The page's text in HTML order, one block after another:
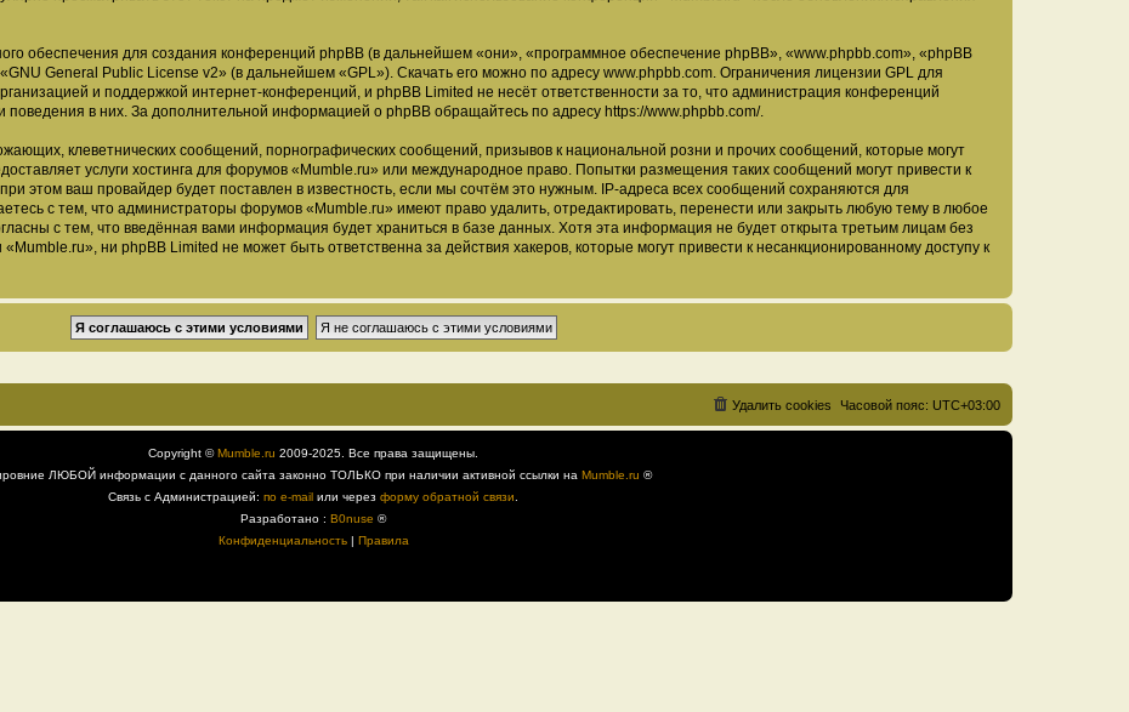
обеспечения для создания конференций phpBB (в дальнейшем «они», «программное обеспечение phpBB», «www.phpbb.com», «phpBB
GNU General Public License v2» (в дальнейшем «GPL»). Скачать его можно по адресу www.phpbb.com. Ограничения лицензии GPL для
и поддержкой интернет-конференций, и phpBB Limited не несёт ответственности за то, что администрация конференций
поведения в них. За дополнительной информацией о phpBB обращайтесь по адресу https://www.phpbb.com/.
клеветнических сообщений, порнографических сообщений, призывов к национальной розни и прочих сообщений, которые могут
услуги хостинга для форумов «Mumble.ru» или международное право. Попытки размещения таких сообщений могут привести к
этом ваш провайдер будет поставлен в известность, если мы сочтём это нужным. IP-адреса всех сообщений сохраняются для
с тем, что администраторы форумов «Mumble.ru» имеют право удалить, отредактировать, перенести или закрыть любую тему в любое
с тем, что введённая вами информация будет храниться в базе данных. Хотя эта информация не будет открыта третьим лицам без
ни phpBB Limited не может быть ответственна за действия хакеров, которые могут привести к несанкционированному доступу к
Часовой пояс: UTC+03:00
Удалить cookies
Copyright ©Mumble.ru 2009-2025. Все права защищены.
ЛЮБОЙ информации с данного сайта законно ТОЛЬКО при наличии активной ссылки на Mumble.ru ®
Связь с Администрацией: по e-mail или через форму обратной связи
Разработано : B0nuse ®
Конфиденциальность| Правила